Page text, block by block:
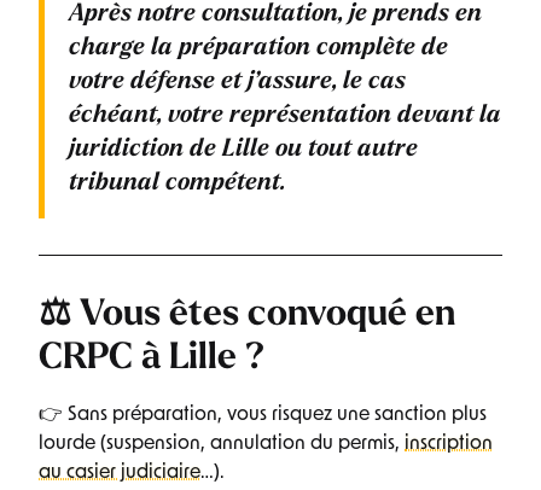
Après notre consultation, je prends en
charge la préparation complète de
votre défense et j’assure, le cas
échéant, votre représentation devant la
juridiction de Lille ou tout autre
tribunal compétent.
⚖️ Vous êtes convoqué en
CRPC à Lille ?
👉 Sans préparation, vous risquez une sanction plus
lourde (suspension, annulation du permis, inscription
au casier judiciaire…).